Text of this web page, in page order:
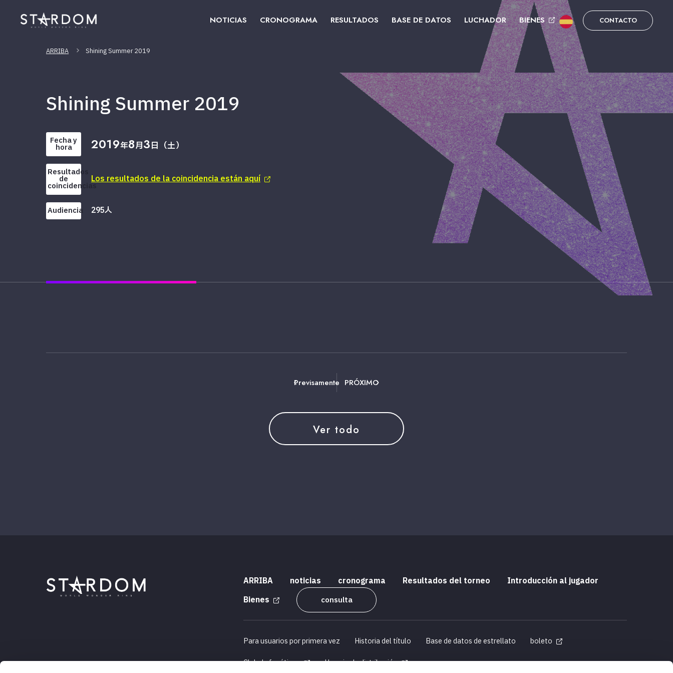
NOTICIAS CRONOGRAMA RESULTADOS BASE DE DATOS LUCHADOR BIENES CONTACTO
ARRIBA Shining Summer 2019
Shining Summer 2019
Fecha y
hora 2019年8月3日（土）
Resultados
de
coincidencias
Los resultados de la coincidencia están aquí
Audiencia 295人
Previsamente PRÓXIMO
Ver todo
ARRIBA noticias cronograma Resultados del torneo
Introducción al jugador
Bienes
consulta
Para usuarios por primera vez Historia del título Base de datos de estrellato boleto
Club de fanáticos Horario de distribución